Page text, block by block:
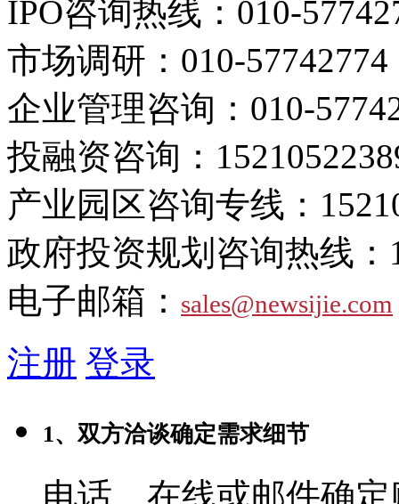
IPO咨询热线： 010-
市场调研： 010-57742774
企业管理咨询： 010-
投融资咨询：
产业园区咨询专线：
政府投资规划咨询热线：
电子邮箱： sales@newsijie.com
注册 登录
1、双方洽谈确定需求细节
电话、在线或邮件确